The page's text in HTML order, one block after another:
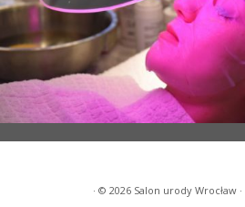
· © 2026 Salon urody Wrocław ·